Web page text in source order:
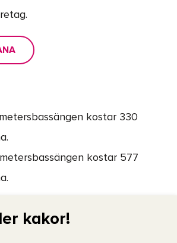
kostar 330
kostar 577
kakor!